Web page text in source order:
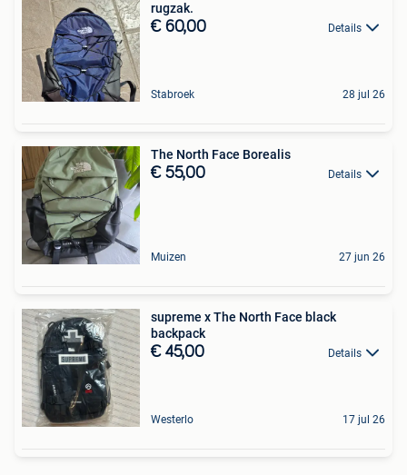
rugzak.
€ 60,00 Details
Stabroek 28 jul 26
The North Face Borealis
€ 55,00 Details
Muizen 27 jun 26
supreme x The North Face black
backpack
€ 45,00 Details
Westerlo 17 jul 26